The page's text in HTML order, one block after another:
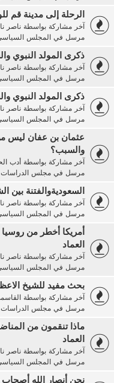
الرحلة إلى مدينة قم
آخر مشاركة بواسطة ناصر
مرسل في المجلس
ذكرى المولد النبوي
آخر مشاركة بواسطة ناصر
مرسل في المجلس
ذكرى المولد النبوي
آخر مشاركة بواسطة ناصر
مرسل في المجلس
عثمان بن عفان ليس
والسبب؟
آخر مشاركة بواسطة أدب
مرسل في مجلس الدراسات
السعوديةوالفتنة بين
آخر مشاركة بواسطة ناصر
مرسل في المجلس
أمريكا أخطر من
العماد
آخر مشاركة بواسطة ناصر
مرسل في المجلس
بحث مفيد للشيخ
آخر مشاركة بواسطة
مرسل في مجلس الدراسات
ماذا تنقمون من
العماد
آخر مشاركة بواسطة ناصر
مرسل في المجلس
نحن أنصار الله